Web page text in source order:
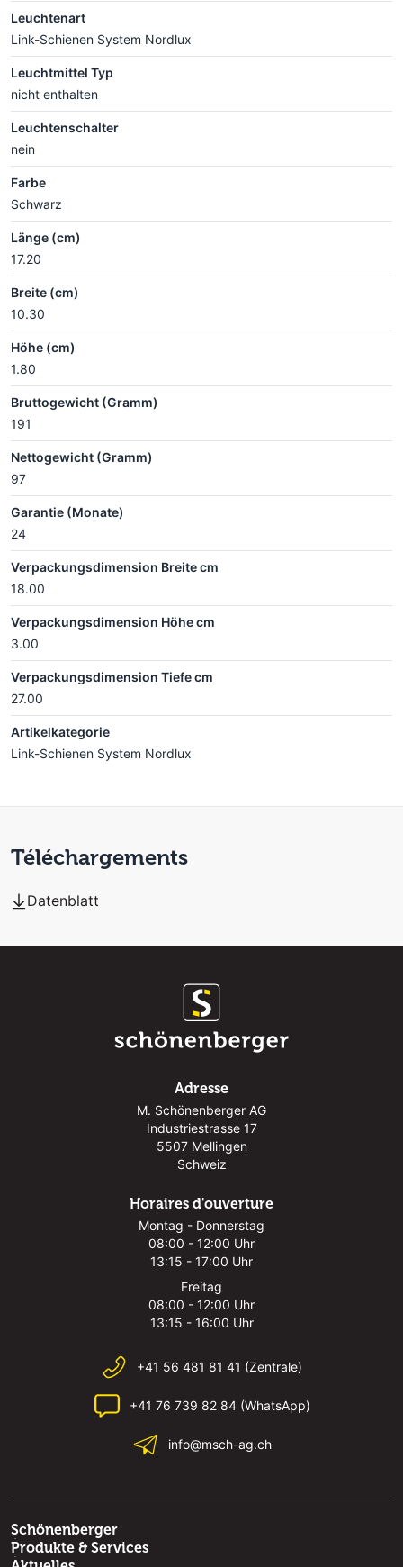
Leuchtenart
Link-Schienen System Nordlux
Leuchtmittel Typ
nicht enthalten
Leuchtenschalter
nein
Farbe
Schwarz
Länge (cm)
17.20
Breite (cm)
10.30
Höhe (cm)
1.80
Bruttogewicht (Gramm)
191
Nettogewicht (Gramm)
97
Garantie (Monate)
24
Verpackungsdimension Breite cm
18.00
Verpackungsdimension Höhe cm
3.00
Verpackungsdimension Tiefe cm
27.00
Artikelkategorie
Link-Schienen System Nordlux
Téléchargements
Datenblatt
Adresse
M. Schönenberger AG
Industriestrasse 17
5507 Mellingen
Schweiz
Horaires d'ouverture
Montag - Donnerstag
08:00 - 12:00 Uhr
13:15 - 17:00 Uhr
Freitag
08:00 - 12:00 Uhr
13:15 - 16:00 Uhr
+41 56 481 81 41 (Zentrale)
+41 76 739 82 84 (WhatsApp)
info@msch-ag.ch
Schönenberger
Produkte & Services